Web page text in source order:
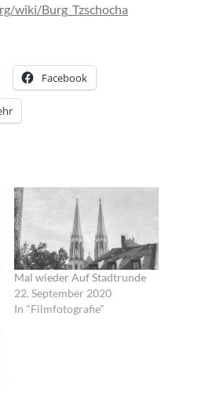
wiki/Burg_Tzschocha
Facebook
Mal wieder Auf Stadtrunde
22. September 2020
In "Filmfotografie"